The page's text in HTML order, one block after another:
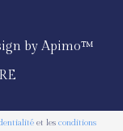
by Apimo™
et les conditions